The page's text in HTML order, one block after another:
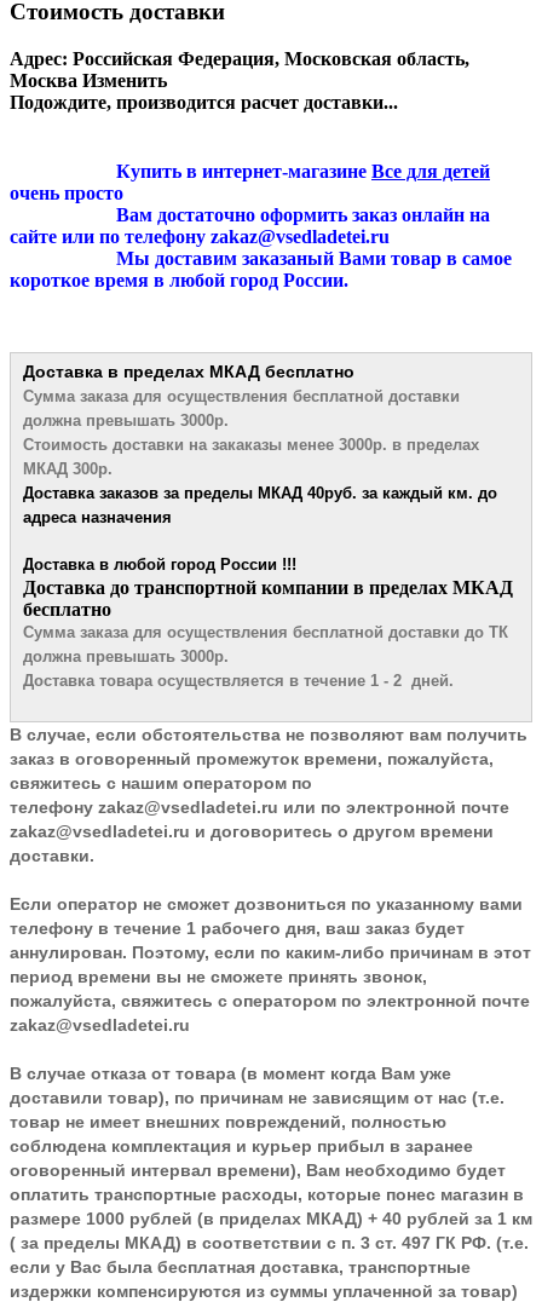
Стоимость доставки
Адрес: Российская Федерация, Московская область,
Москва Изменить
Подождите, производится расчет доставки...
Купить в интернет-магазине Все для детей
очень просто
Вам достаточно оформить заказ онлайн на
сайте или по телефону zakaz@vsedladetei.ru
Мы доставим заказаный Вами товар в самое
короткое время в любой город России.
Доставка в пределах МКАД бесплатно
Сумма заказа для осуществления бесплатной доставки
должна превышать 3000р.
Стоимость доставки на закаказы менее 3000р. в пределах
МКАД 300р.
Доставка заказов за пределы МКАД 40руб. за каждый км. до
адреса назначения
Доставка в любой город России !!!
​Доставка до транспортной компании в пределах МКАД
бесплатно
Сумма заказа для осуществления бесплатной доставки до ТК
должна превышать 3000р.
Доставка товара осуществляется в течение 1 - 2 дней.
В случае, если обстоятельства не позволяют вам получить
заказ в оговоренный промежуток времени, пожалуйста,
свяжитесь с нашим оператором по
телефону zakaz@vsedladetei.ru или по электронной почте
zakaz@vsedladetei.ru и договоритесь о другом времени
доставки.
Если оператор не сможет дозвониться по указанному вами
телефону в течение 1 рабочего дня, ваш заказ будет
аннулирован. Поэтому, если по каким-либо причинам в этот
период времени вы не сможете принять звонок,
пожалуйста, свяжитесь с оператором по электронной почте
zakaz@vsedladetei.ru
В случае отказа от товара (в момент когда Вам уже
доставили товар), по причинам не зависящим от нас (т.е.
товар не имеет внешних повреждений, полностью
соблюдена комплектация и курьер прибыл в заранее
оговоренный интервал времени), Вам необходимо будет
оплатить транспортные расходы, которые понес магазин в
размере 1000 рублей (в приделах МКАД) + 40 рублей за 1 км
( за пределы МКАД) в соответствии с п. 3 ст. 497 ГК РФ. (т.е.
если у Вас была бесплатная доставка, транспортные
издержки компенсируются из суммы уплаченной за товар)